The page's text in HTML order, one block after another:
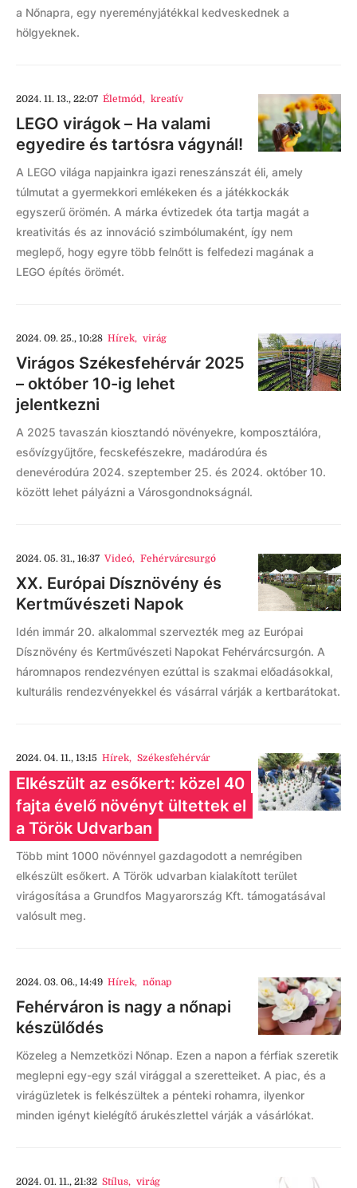
a Nőnapra, egy nyereményjátékkal kedveskednek a
hölgyeknek.
2024. 11. 13., 22:07 Életmód, kreatív
LEGO virágok – Ha valami
egyedire és tartósra vágynál!
A LEGO világa napjainkra igazi reneszánszát éli, amely
túlmutat a gyermekkori emlékeken és a játékkockák
egyszerű örömén. A márka évtizedek óta tartja magát a
kreativitás és az innováció szimbólumaként, így nem
meglepő, hogy egyre több felnőtt is felfedezi magának a
LEGO építés örömét.
2024. 09. 25., 10:28 Hírek, virág
Virágos Székesfehérvár 2025
– október 10-ig lehet
jelentkezni
A 2025 tavaszán kiosztandó növényekre, komposztálóra,
esővízgyűjtőre, fecskefészekre, madárodúra és
denevérodúra 2024. szeptember 25. és 2024. október 10.
között lehet pályázni a Városgondnokságnál.
2024. 05. 31., 16:37 Videó, Fehérvárcsurgó
XX. Európai Dísznövény és
Kertművészeti Napok
Idén immár 20. alkalommal szervezték meg az Európai
Dísznövény és Kertművészeti Napokat Fehérvárcsurgón. A
háromnapos rendezvényen ezúttal is szakmai előadásokkal,
kulturális rendezvényekkel és vásárral várják a kertbarátokat.
2024. 04. 11., 13:15 Hírek, Székesfehérvár
Elkészült az esőkert: közel 40
fajta évelő növényt ültettek el
a Török Udvarban
Több mint 1000 növénnyel gazdagodott a nemrégiben
elkészült esőkert. A Török udvarban kialakított terület
virágosítása a Grundfos Magyarország Kft. támogatásával
valósult meg.
2024. 03. 06., 14:49 Hírek, nőnap
Fehérváron is nagy a nőnapi
készülődés
Közeleg a Nemzetközi Nőnap. Ezen a napon a férfiak szeretik
meglepni egy-egy szál virággal a szeretteiket. A piac, és a
virágüzletek is felkészültek a pénteki rohamra, ilyenkor
minden igényt kielégítő árukészlettel várják a vásárlókat.
2024. 01. 11., 21:32 Stílus, virág